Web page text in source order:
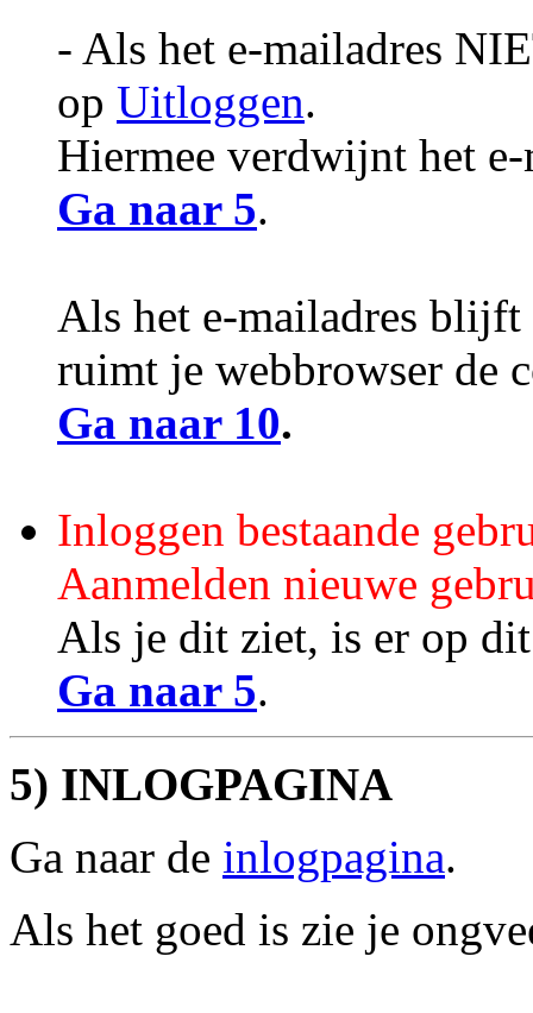
- Als het e-mailadres
op Uitloggen.
Hiermee verdwijnt het e-
Ga naar 5.
Als het e-mailadres blijft
ruimt je webbrowser de
Ga naar 10.
Inloggen bestaande
Aanmelden nieuwe
Als je dit ziet, is er op
Ga naar 5.
5) INLOGPAGINA
Ga naar de inlogpagina.
Als het goed is zie je